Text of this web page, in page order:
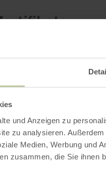
und Anzeigen zu
zu analysieren.
Medien, Werbung und
zusammen, die Sie ihnen